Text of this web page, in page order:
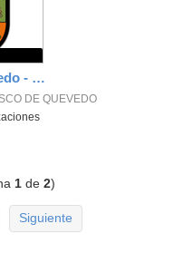
CEIP Francisco de Quevedo - Visita Virtual
DE QUEVEDO
1 de2)
Siguiente